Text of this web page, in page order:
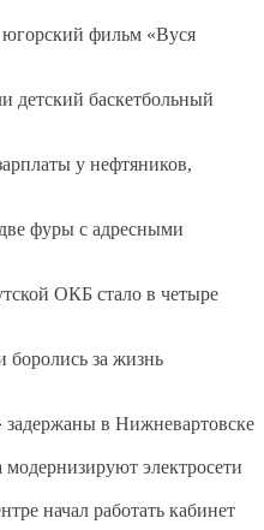
фильм «Вуся
детский баскетбольный
у нефтяников,
фуры с адресными
ОКБ стало в четыре
боролись за жизнь
задержаны в Нижневартовске
электросети
начал работать кабинет